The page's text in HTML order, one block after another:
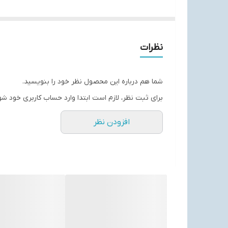
خط کش
تراش
نظرات
شما هم درباره این محصول نظر خود را بنویسید.
برای ثبت نظر، لازم است ابتدا وارد حساب کاربری خود
افزودن نظر